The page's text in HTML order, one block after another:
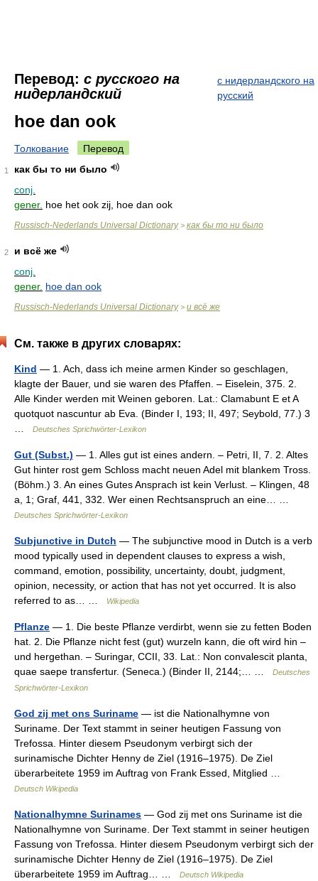
Перевод: с русского на
нидерландский
с нидерландского на
русский
hoe dan ook
Толкование Перевод
1
как бы то ни было
conj.
gener. hoe het ook zij, hoe dan ook
Russisch-Nederlands Universal Dictionary> как бы то ни было
2
и всё же
conj.
gener. hoe dan ook
Russisch-Nederlands Universal Dictionary> и всё же
См. также в других словарях:
Kind — 1. Ach, dass ich meine armen Kinder so geschlagen,
klagte der Bauer, und sie waren des Pfaffen. – Eiselein, 375. 2.
Alle Kinder werden mit Weinen geboren. Lat.: Clamabunt E et A
quotquot nascuntur ab Eva. (Binder I, 193; II, 497; Seybold, 77.) 3
Deutsches Sprichwörter-Lexikon
Gut (Subst.) — 1. Alles gut ist eines andern. – Petri, II, 7. 2. Altes
Gut hinter rost gem Schloss macht neuen Adel mit blankem Tross.
(Böhm.) 3. An eines Gutes Ansprach ist kein Verlust. – Klingen, 48
a, 1; Graf, 441, 332. Wer einen Rechtsanspruch an eine… …
Deutsches Sprichwörter-Lexikon
Subjunctive in Dutch — The subjunctive mood in Dutch is a verb
mood typically used in dependent clauses to express a wish,
command, emotion, possibility, uncertainty, doubt, judgment,
opinion, necessity, or action that has not yet occurred. It is also
referred to as… …
Wikipedia
Pflanze — 1. Die beste Pflanze verdirbt, wenn sie zu fetten Boden
hat. 2. Die Pflanze nicht fest (gut) wurzeln kann, die oft wird hin –
und hergethan. – Suringar, CCII, 33. Lat.: Non convalescit planta,
quae saepe transfertur. (Seneca.) (Binder II, 2144;… …
Deutsches
Sprichwörter-Lexikon
God zij met ons Suriname — ist die Nationalhymne von
Suriname. Der Text stammt in seiner heutigen Fassung von
Trefossa. Hinter diesem Pseudonym verbirgt sich der
surinamische Dichter Henny de Ziel (1916–1975). De Ziel
überarbeitete 1959 im Auftrag von Frank Essed, Mitglied …
Deutsch Wikipedia
Nationalhymne Surinames — God zij met ons Suriname ist die
Nationalhymne von Suriname. Der Text stammt in seiner heutigen
Fassung von Trefossa. Hinter diesem Pseudonym verbirgt sich der
surinamische Dichter Henny de Ziel (1916–1975). De Ziel
überarbeitete 1959 im Auftrag… …
Deutsch Wikipedia